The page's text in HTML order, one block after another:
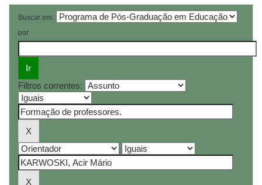
Buscar em:
por
Filtros correntes: